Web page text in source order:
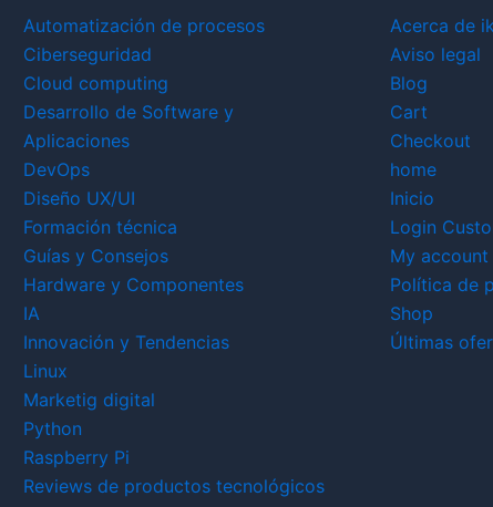
Automatización de procesos
Ciberseguridad
Cloud computing
Desarrollo de Software y
Aplicaciones
DevOps
Diseño UX/UI
Formación técnica
Guías y Consejos
Hardware y Componentes
IA
Innovación y Tendencias
Linux
Marketig digital
Python
Raspberry Pi
Reviews de productos tecnológicos
Acerca de
Aviso legal
Blog
Cart
Checkout
home
Inicio
Login
My account
Política de
Shop
Últimas